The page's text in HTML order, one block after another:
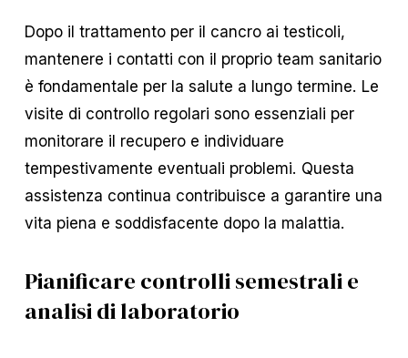
Dopo il trattamento per il cancro ai testicoli,
mantenere i contatti con il proprio team sanitario
è fondamentale per la salute a lungo termine. Le
visite di controllo regolari sono essenziali per
monitorare il recupero e individuare
tempestivamente eventuali problemi. Questa
assistenza continua contribuisce a garantire una
vita piena e soddisfacente dopo la malattia.
Pianificare controlli semestrali e
analisi di laboratorio